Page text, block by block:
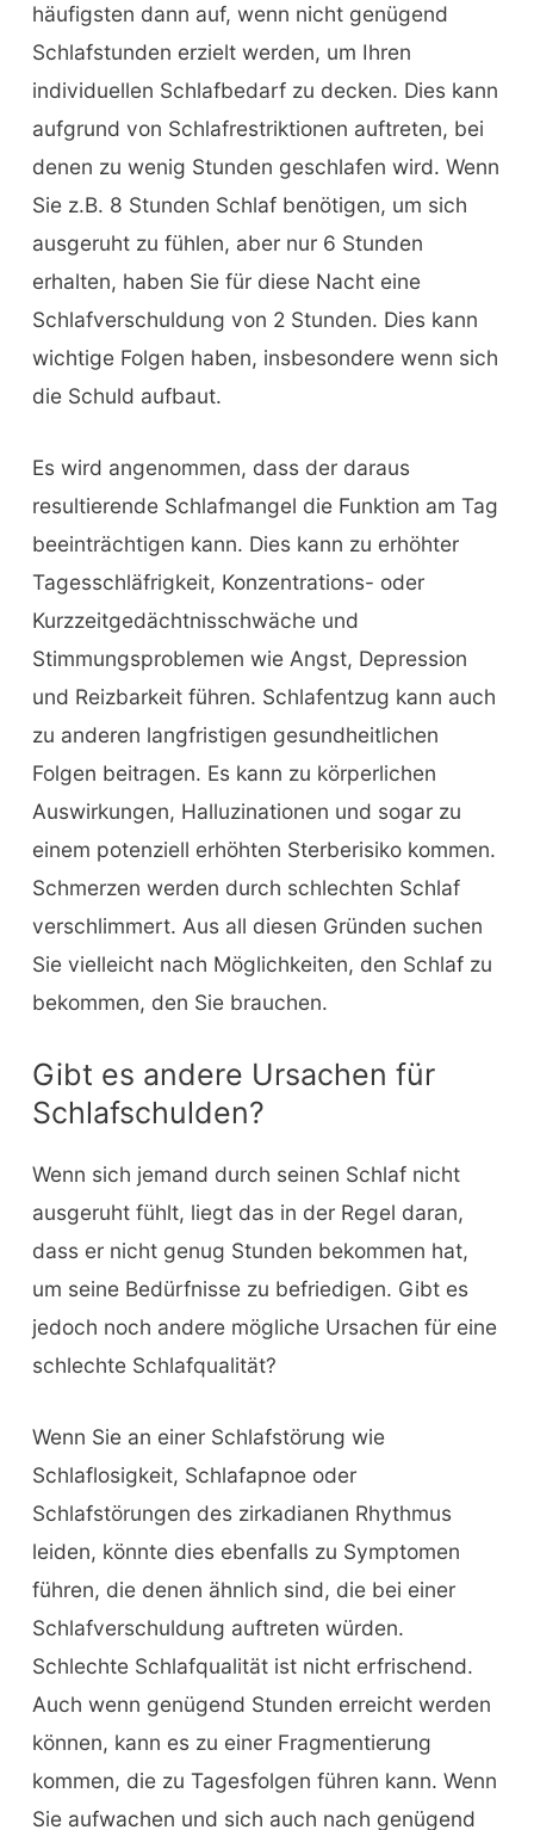
häufigsten dann auf, wenn nicht genügend
Schlafstunden erzielt werden, um Ihren
individuellen Schlafbedarf zu decken. Dies kann
aufgrund von Schlafrestriktionen auftreten, bei
denen zu wenig Stunden geschlafen wird. Wenn
Sie z.B. 8 Stunden Schlaf benötigen, um sich
ausgeruht zu fühlen, aber nur 6 Stunden
erhalten, haben Sie für diese Nacht eine
Schlafverschuldung von 2 Stunden. Dies kann
wichtige Folgen haben, insbesondere wenn sich
die Schuld aufbaut.
Es wird angenommen, dass der daraus
resultierende Schlafmangel die Funktion am Tag
beeinträchtigen kann. Dies kann zu erhöhter
Tagesschläfrigkeit, Konzentrations- oder
Kurzzeitgedächtnisschwäche und
Stimmungsproblemen wie Angst, Depression
und Reizbarkeit führen. Schlafentzug kann auch
zu anderen langfristigen gesundheitlichen
Folgen beitragen. Es kann zu körperlichen
Auswirkungen, Halluzinationen und sogar zu
einem potenziell erhöhten Sterberisiko kommen.
Schmerzen werden durch schlechten Schlaf
verschlimmert. Aus all diesen Gründen suchen
Sie vielleicht nach Möglichkeiten, den Schlaf zu
bekommen, den Sie brauchen.
Gibt es andere Ursachen für
Schlafschulden?
Wenn sich jemand durch seinen Schlaf nicht
ausgeruht fühlt, liegt das in der Regel daran,
dass er nicht genug Stunden bekommen hat,
um seine Bedürfnisse zu befriedigen. Gibt es
jedoch noch andere mögliche Ursachen für eine
schlechte Schlafqualität?
Wenn Sie an einer Schlafstörung wie
Schlaflosigkeit, Schlafapnoe oder
Schlafstörungen des zirkadianen Rhythmus
leiden, könnte dies ebenfalls zu Symptomen
führen, die denen ähnlich sind, die bei einer
Schlafverschuldung auftreten würden.
Schlechte Schlafqualität ist nicht erfrischend.
Auch wenn genügend Stunden erreicht werden
können, kann es zu einer Fragmentierung
kommen, die zu Tagesfolgen führen kann. Wenn
Sie aufwachen und sich auch nach genügend